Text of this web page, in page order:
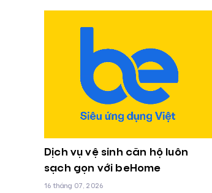
Dịch vụ vệ sinh căn hộ luôn
sạch gọn với beHome
16 tháng 07, 2026